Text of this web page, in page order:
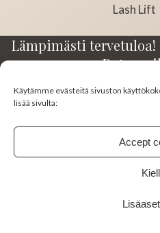
Käytämme evästeitä sivuston
lisää sivulta:
Accept
Lash Lift
Lämpimästi tervetuloa!
Kirkkokatu
045 130